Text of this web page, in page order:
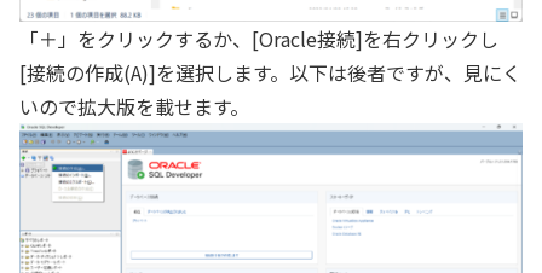
「＋」をクリックするか、[Oracle接続]を右クリックし
[接続の作成(A)]を選択します。以下は後者ですが、見にく
いので拡大版を載せます。